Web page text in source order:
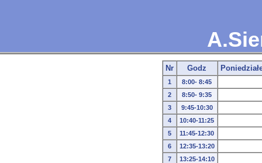
Nr Godz
1
8:00- 8:45
2
8:50- 9:35
3
9:45-10:30
4
10:40-11:25
5
11:45-12:30
6
12:35-13:20
7
13:25-14:10